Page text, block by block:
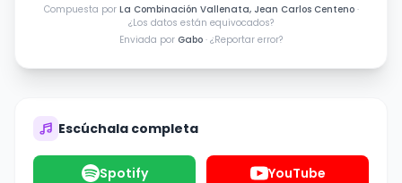
Compuesta por La Combinación Vallenata, Jean Carlos Centeno·
¿Los datos están equivocados?
Enviada por Gabo · ¿Reportar error?
Escúchala completa
Spotify YouTube